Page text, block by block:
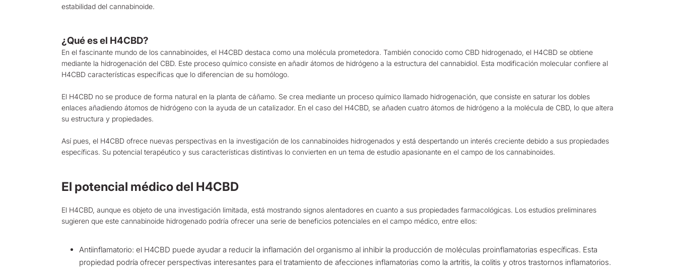
estabilidad del cannabinoide.
¿Qué es el H4CBD?
En el fascinante mundo de los cannabinoides, el H4CBD destaca como una molécula prometedora. También conocido como CBD hidrogenado, el H4CBD se obtiene
mediante la hidrogenación del CBD. Este proceso químico consiste en añadir átomos de hidrógeno a la estructura del cannabidiol. Esta modificación molecular confiere al
H4CBD características específicas que lo diferencian de su homólogo.
El H4CBD no se produce de forma natural en la planta de cáñamo. Se crea mediante un proceso químico llamado hidrogenación, que consiste en saturar los dobles
enlaces añadiendo átomos de hidrógeno con la ayuda de un catalizador. En el caso del H4CBD, se añaden cuatro átomos de hidrógeno a la molécula de CBD, lo que altera
su estructura y propiedades.
Así pues, el H4CBD ofrece nuevas perspectivas en la investigación de los cannabinoides hidrogenados y está despertando un interés creciente debido a sus propiedades
específicas. Su potencial terapéutico y sus características distintivas lo convierten en un tema de estudio apasionante en el campo de los cannabinoides.
El potencial médico del H4CBD
El H4CBD, aunque es objeto de una investigación limitada, está mostrando signos alentadores en cuanto a sus propiedades farmacológicas. Los estudios preliminares
sugieren que este cannabinoide hidrogenado podría ofrecer una serie de beneficios potenciales en el campo médico, entre ellos:
Antiinflamatorio: el H4CBD puede ayudar a reducir la inflamación del organismo al inhibir la producción de moléculas proinflamatorias específicas. Esta
propiedad podría ofrecer perspectivas interesantes para el tratamiento de afecciones inflamatorias como la artritis, la colitis y otros trastornos inflamatorios.